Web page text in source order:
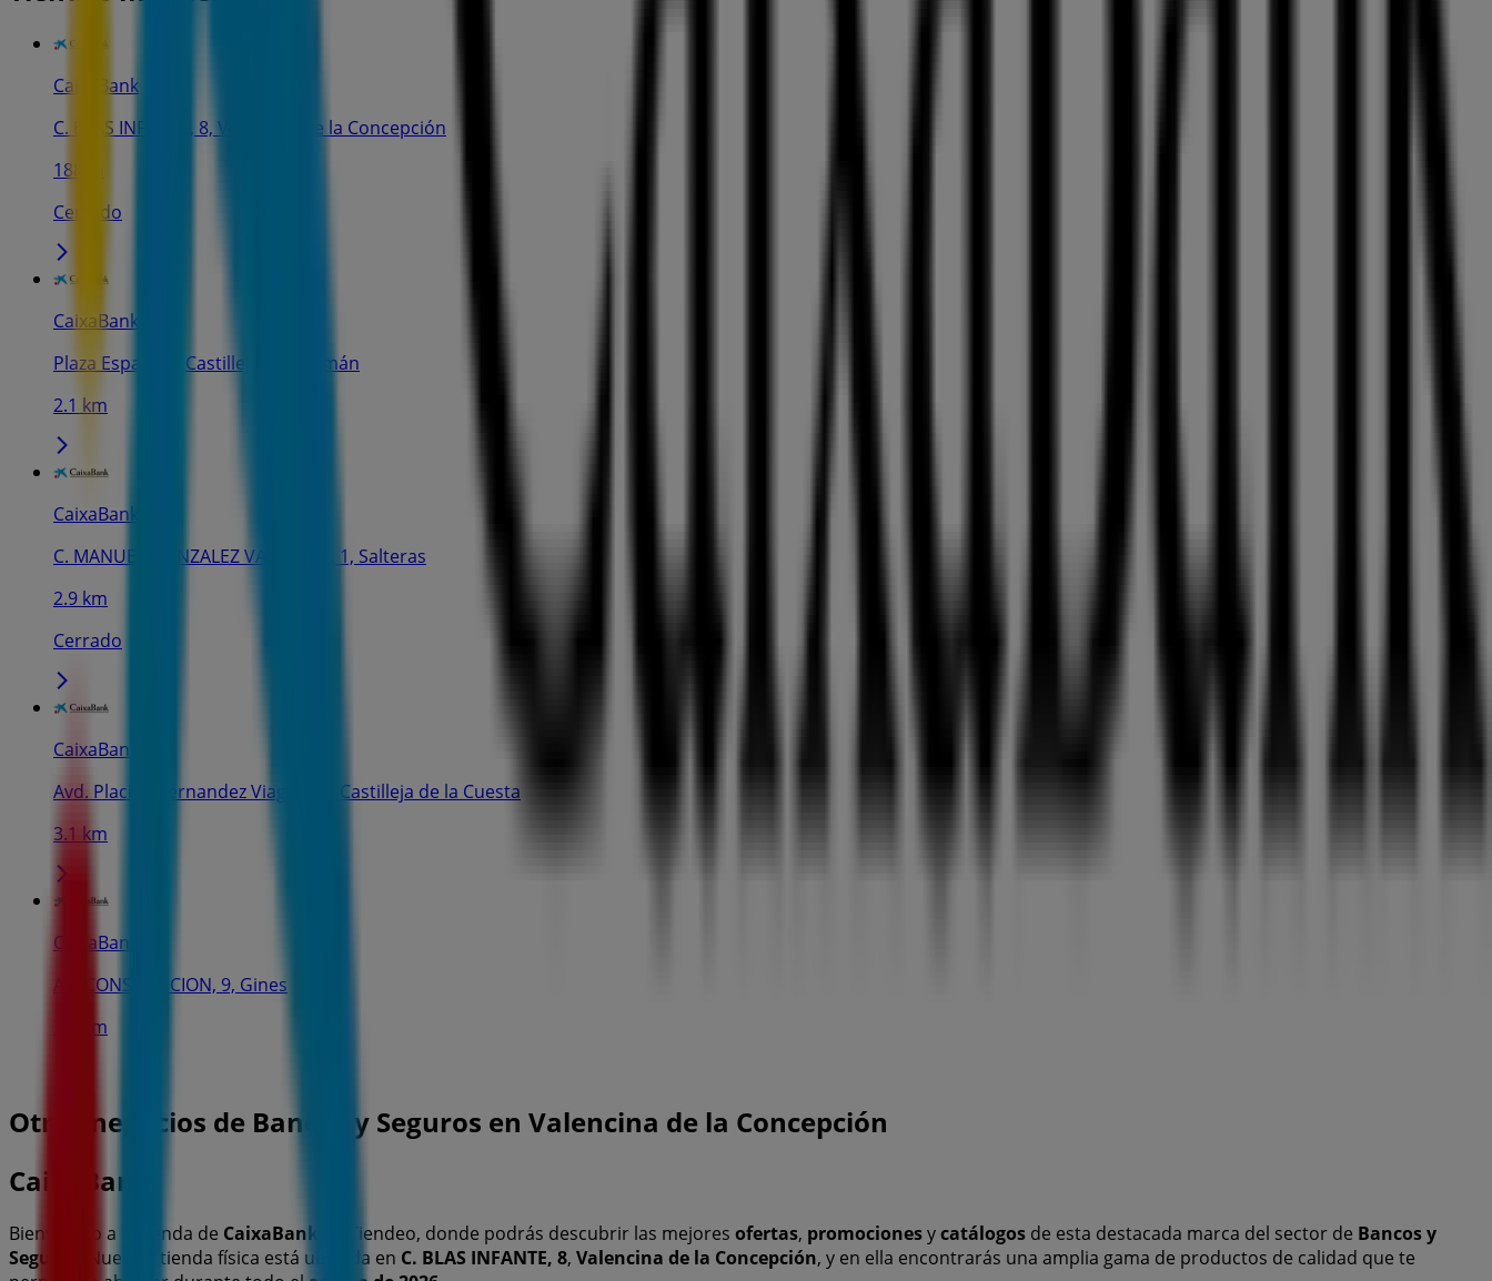
CaixaBank
C. BLAS INFANTE, 8, Valencina de la Concepción
188 m
Cerrado
CaixaBank
Plaza España 9, Castilleja de Guzmán
2.1 km
CaixaBank
C. MANUEL GONZALEZ VALVERDE, 1, Salteras
2.9 km
Cerrado
CaixaBank
Avd. Placido Fernandez Viaga S/N, Castilleja de la Cuesta
3.1 km
CaixaBank
AV. CONSTITUCION, 9, Gines
3.5 km
Otros negocios de Bancos y Seguros en Valencina de la Concepción
CaixaBank
Bienvenido a la tienda de CaixaBank en Tiendeo, donde podrás descubrir las mejores ofertas, promocionesycatálogos de esta destacada marca del sector de Bancos y
Seguros
. Nuestra tienda física está ubicada en C. BLAS INFANTE, 8, Valencina de la Concepción, y en ella encontrarás una amplia gama de productos de calidad que te